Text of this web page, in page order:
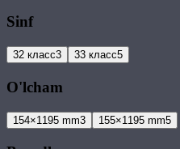
Sinf
32 класс3 33 класс5
O'lcham
154×1195 mm3 155×1195 mm5